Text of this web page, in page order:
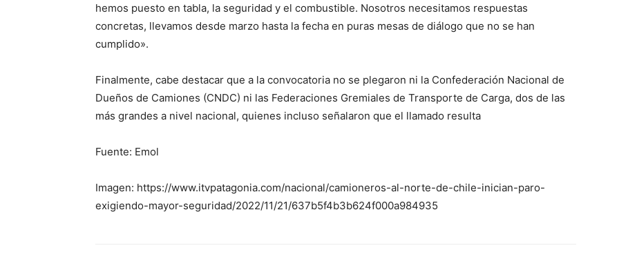
hemos puesto en tabla, la seguridad y el combustible. Nosotros necesitamos respuestas
concretas, llevamos desde marzo hasta la fecha en puras mesas de diálogo que no se han
cumplido».
Finalmente, cabe destacar que a la convocatoria no se plegaron ni la Confederación Nacional de
Dueños de Camiones (CNDC) ni las Federaciones Gremiales de Transporte de Carga, dos de las
más grandes a nivel nacional, quienes incluso señalaron que el llamado resulta
Fuente: Emol
Imagen: https://www.itvpatagonia.com/nacional/camioneros-al-norte-de-chile-inician-paro-
exigiendo-mayor-seguridad/2022/11/21/637b5f4b3b624f000a984935